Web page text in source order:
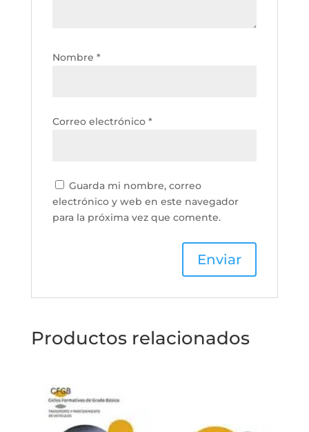
Nombre *
Correo electrónico *
Guarda mi nombre, correo
electrónico y web en este navegador
para la próxima vez que comente.
Productos relacionados